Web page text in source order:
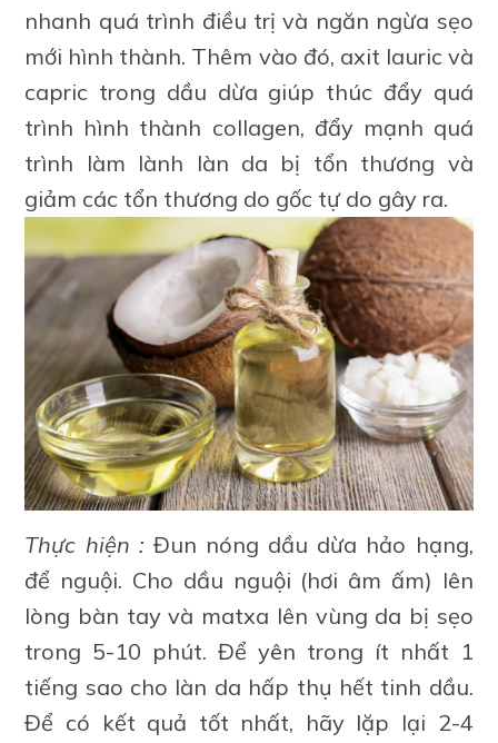
nhanh quá trình điều trị và ngăn ngừa sẹo
mới hình thành. Thêm vào đó, axit lauric và
capric trong dầu dừa giúp thúc đẩy quá
trình hình thành collagen, đẩy mạnh quá
trình làm lành làn da bị tổn thương và
giảm các tổn thương do gốc tự do gây ra.
Thực hiện : Đun nóng dầu dừa hảo hạng,
để nguội. Cho dầu nguội (hơi âm ấm) lên
lòng bàn tay và matxa lên vùng da bị sẹo
trong 5-10 phút. Để yên trong ít nhất 1
tiếng sao cho làn da hấp thụ hết tinh dầu.
Để có kết quả tốt nhất, hãy lặp lại 2-4